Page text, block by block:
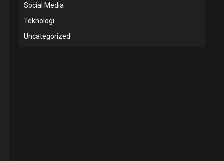
Social Media
Teknologi
Uncategorized